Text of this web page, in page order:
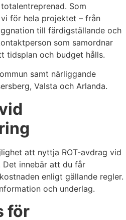
Som
för hela projektet – från
till färdigställande och
som samordnar
tidsplan och budget hålls.
samt närliggande
Valsta och Arlanda.
att nyttja ROT-avdrag vid
Det innebär att du får
enligt gällande regler.
och underlag.
för